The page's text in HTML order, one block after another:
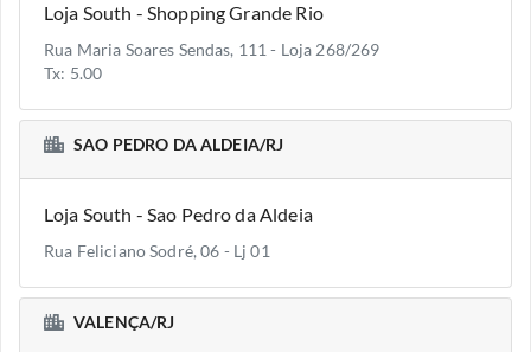
Loja South - Shopping Grande Rio
Rua Maria Soares Sendas, 111 - Loja 268/269
Tx: 5.00
SAO PEDRO DA ALDEIA/RJ
Loja South - Sao Pedro da Aldeia
Rua Feliciano Sodré, 06 - Lj 01
VALENÇA/RJ